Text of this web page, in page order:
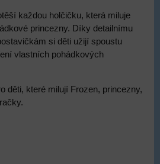
každou holčičku, která miluje
princezny. Díky detailnímu
si děti užijí spoustu
vlastních pohádkových
děti, které milují Frozen, princezny,